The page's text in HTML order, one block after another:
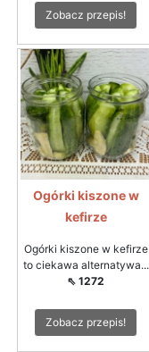
Zobacz przepis!
Ogórki kiszone w
kefirze
Ogórki kiszone w kefirze
to ciekawa alternatywa...
⇖ 1272
Zobacz przepis!